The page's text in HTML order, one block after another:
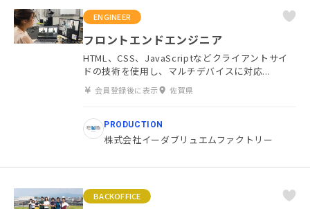
ENGINEER
フロントエンドエンジニア
HTML、CSS、JavaScriptなどクライアントサイ
ドの技術を使用し、マルチデバイスに対応...
会員登録後に表示 佐賀県
PRODUCTION
株式会社イーダブリュエムファクトリー
BACKOFFICE